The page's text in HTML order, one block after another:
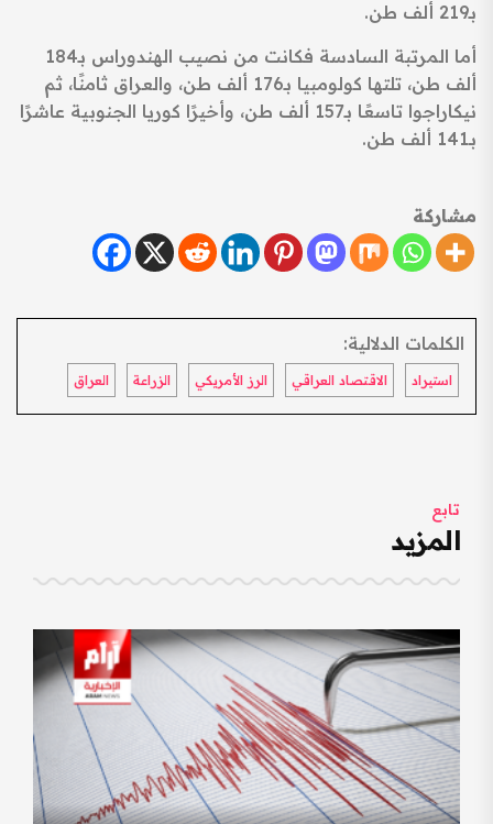
بـ219 ألف طن.
أما المرتبة السادسة فكانت من نصيب الهندوراس بـ184
ألف طن، تلتها كولومبيا بـ176 ألف طن، والعراق ثامنًا، ثم
نيكاراجوا تاسعًا بـ157 ألف طن، وأخيرًا كوريا الجنوبية عاشرًا
بـ141 ألف طن.
مشاركة
الكلمات الدلالية:
استيراد الاقتصاد العراقي الرز الأمريكي الزراعة العراق
تابع
المزيد